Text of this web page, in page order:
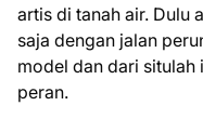
artis di tanah air. Dulu
saja dengan jalan
model dan dari situlah
peran.